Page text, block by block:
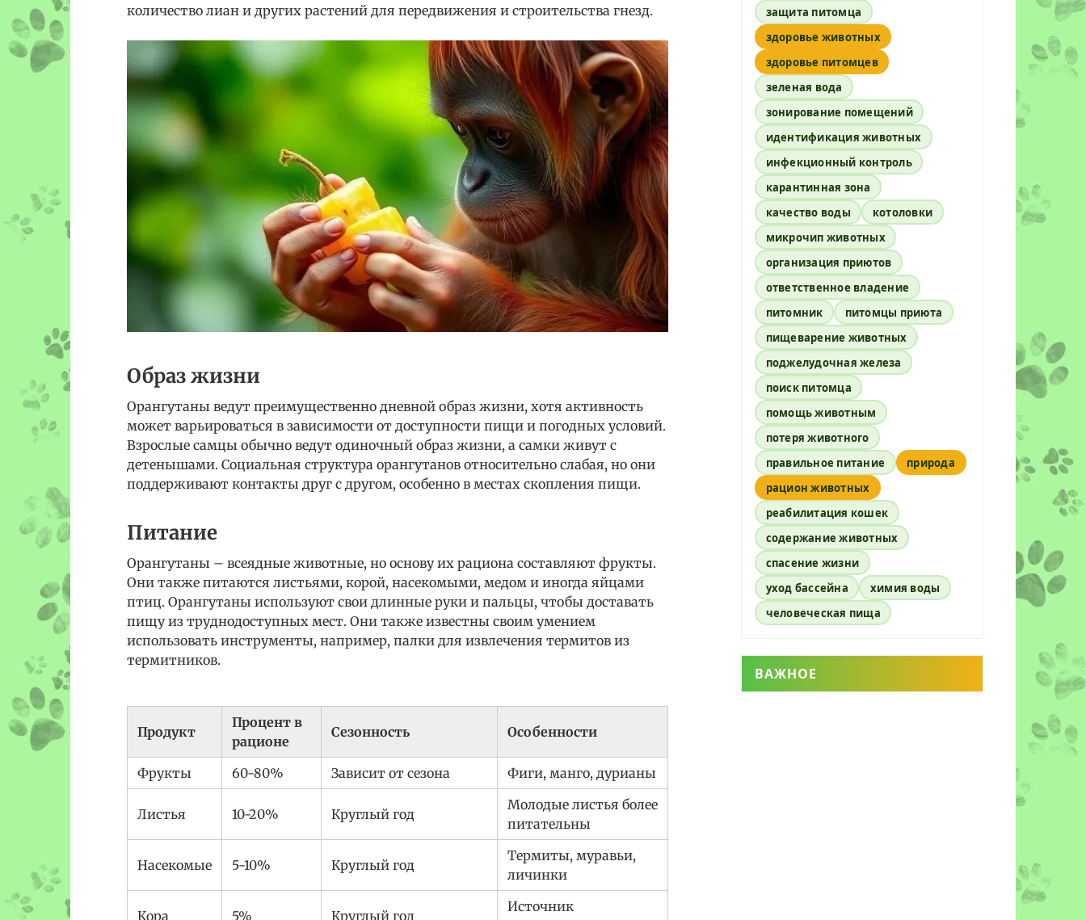
количество лиан и других растений для передвижения и строительства гнезд.
Образ жизни
Орангутаны ведут преимущественно дневной образ жизни, хотя активность
может варьироваться в зависимости от доступности пищи и погодных условий.
Взрослые самцы обычно ведут одиночный образ жизни, а самки живут с
детенышами. Социальная структура орангутанов относительно слабая, но они
поддерживают контакты друг с другом, особенно в местах скопления пищи.
Питание
Орангутаны – всеядные животные, но основу их рациона составляют фрукты.
Они также питаются листьями, корой, насекомыми, медом и иногда яйцами
птиц. Орангутаны используют свои длинные руки и пальцы, чтобы доставать
пищу из труднодоступных мест. Они также известны своим умением
использовать инструменты, например, палки для извлечения термитов из
термитников.
Продукт
Процент в
рационе
Сезонность Особенности
Фрукты 60-80% Зависит от сезона Фиги, манго, дурианы
Листья 10-20% Круглый год
Молодые листья более
питательны
Насекомые 5-10% Круглый год
Термиты, муравьи,
личинки
Кора 5% Круглый год
Источник
защита питомца
здоровье животных
здоровье питомцев
зеленая вода
зонирование помещений
идентификация животных
инфекционный контроль
карантинная зона
качество воды
котоловки
микрочип животных
организация приютов
ответственное владение
питомник
питомцы приюта
пищеварение животных
поджелудочная железа
поиск питомца
помощь животным
потеря животного
правильное питание
природа
рацион животных
реабилитация кошек
содержание животных
спасение жизни
уход бассейна
химия воды
человеческая пища
ВАЖНОЕ